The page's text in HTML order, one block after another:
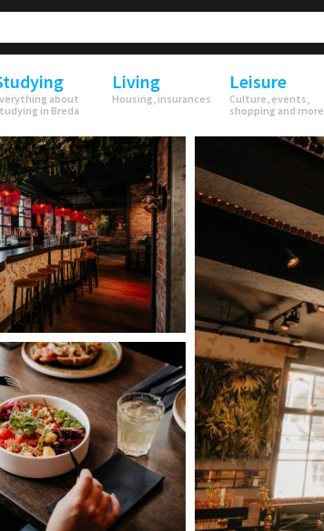
about
in Breda
Living
Housing, insurances
Leisure
Culture, events,
shopping and more